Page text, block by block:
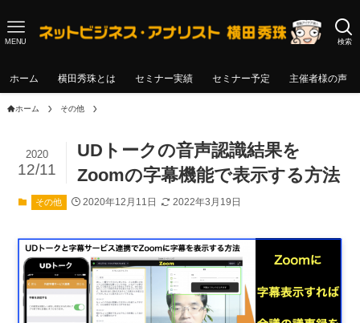
検索
MENU
ホーム 横田秀珠とは セミナー実績 セミナー予定 主催者様の声
ホーム その他
UDトークの音声認識結果を
Zoomの字幕機能で表示する方法
2020
12/11
その他 2020年12月11日 2022年3月19日